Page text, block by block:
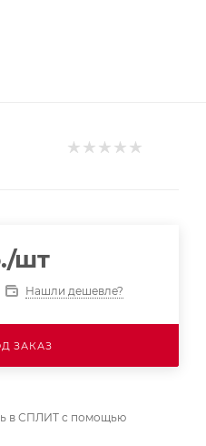
/шт
Нашли дешевле?
ЗАКАЗ
в СПЛИТ с помощью